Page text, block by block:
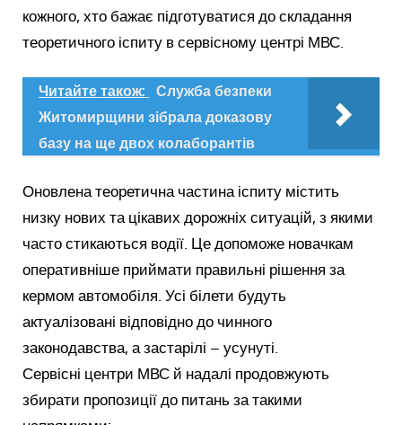
кожного, хто бажає підготуватися до складання
теоретичного іспиту в сервісному центрі МВС.
Читайте також:
Служба безпеки
Житомирщини зібрала доказову
базу на ще двох колаборантів
Оновлена теоретична частина іспиту містить
низку нових та цікавих дорожніх ситуацій, з якими
часто стикаються водії. Це допоможе новачкам
оперативніше приймати правильні рішення за
кермом автомобіля. Усі білети будуть
актуалізовані відповідно до чинного
законодавства, а застарілі – усунуті.
Сервісні центри МВС й надалі продовжують
збирати пропозиції до питань за такими